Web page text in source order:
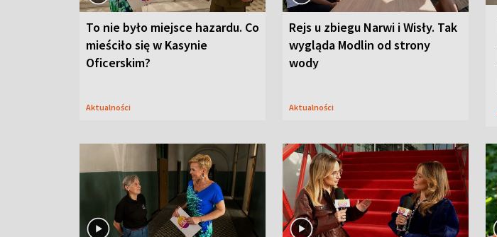
To nie było miejsce hazardu. Co
mieściło się w Kasynie
Oficerskim?
Aktualności
Rejs u zbiegu Narwi i Wisły. Tak
wygląda Modlin od strony
wody
Aktualności